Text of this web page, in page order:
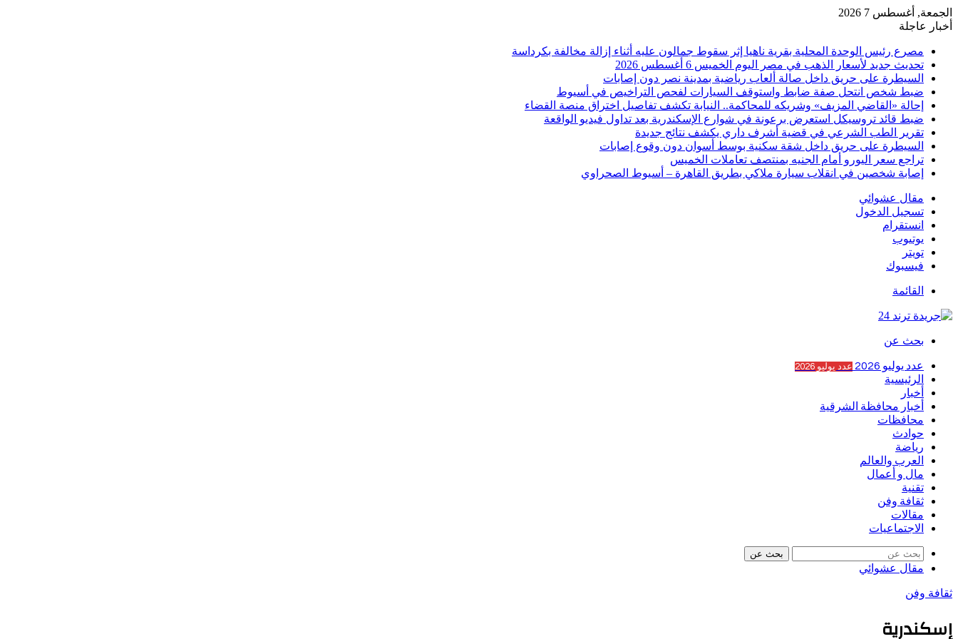
الجمعة, أغسطس 7 2026
أخبار عاجلة
مصرع رئيس الوحدة المحلية بقرية ناهيا إثر سقوط جمالون عليه أثناء إزالة مخالفة بكرداسة
تحديث جديد لأسعار الذهب في مصر اليوم الخميس 6 أغسطس 2026
السيطرة على حريق داخل صالة ألعاب رياضية بمدينة نصر دون إصابات
ضبط شخص انتحل صفة ضابط واستوقف السيارات لفحص التراخيص في أسيوط
إحالة «القاضي المزيف» وشريكه للمحاكمة.. النيابة تكشف تفاصيل اختراق منصة القضاء
ضبط قائد تروسيكل استعرض برعونة في شوارع الإسكندرية بعد تداول فيديو الواقعة
تقرير الطب الشرعي في قضية أشرف داري يكشف نتائج جديدة
السيطرة على حريق داخل شقة سكنية بوسط أسوان دون وقوع إصابات
تراجع سعر اليورو أمام الجنيه بمنتصف تعاملات الخميس
إصابة شخصين في انقلاب سيارة ملاكي بطريق القاهرة – أسيوط الصحراوي
مقال عشوائي
تسجيل الدخول
انستقرام
يوتيوب
تويتر
فيسبوك
القائمة
بحث عن
عدد يوليو 2026 عدد يوليو 2026
الرئيسية
أخبار
أخبار محافظة الشرقية
محافظات
حوادث
رياضة
العرب والعالم
مال و أعمال
تقنية
ثقافة وفن
مقالات
الاجتماعيات
بحث عن
مقال عشوائي
ثقافة وفن
إسكندرية